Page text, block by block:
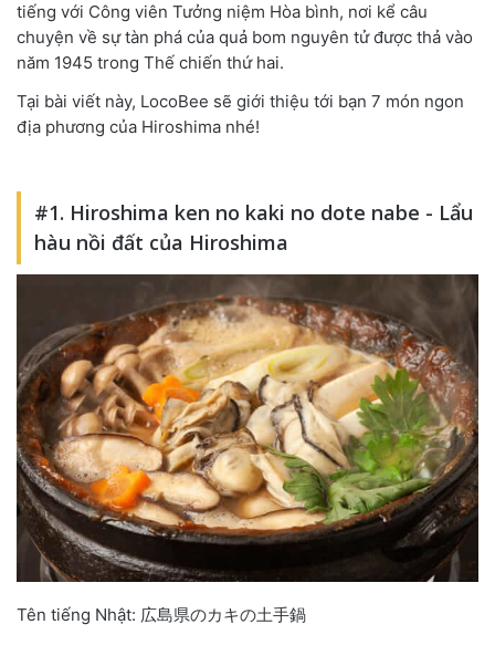
tiếng với Công viên Tưởng niệm Hòa bình, nơi kể câu
chuyện về sự tàn phá của quả bom nguyên tử được thả vào
năm 1945 trong Thế chiến thứ hai.
Tại bài viết này, LocoBee sẽ giới thiệu tới bạn 7 món ngon
địa phương của Hiroshima nhé!
#1. Hiroshima ken no kaki no dote nabe - Lẩu
hàu nồi đất của Hiroshima
Tên tiếng Nhật: 広島県のカキの土手鍋